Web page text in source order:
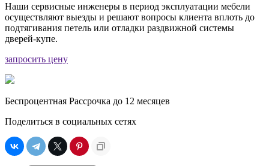
Наши сервисные инженеры в период эксплуатации мебели
осуществляют выезды и решают вопросы клиента вплоть до
подтягивания петель или отладки раздвижной системы
дверей-купе.
запросить цену
Беспроцентная Рассрочка до 12 месяцев
Поделиться в социальных сетях